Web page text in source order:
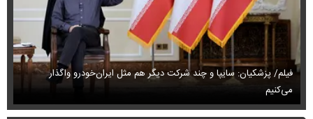
فیلم/ پزشکیان: سایپا و چند شرکت دیگر هم مثل ایران‌خودرو واگذار
می‌کنیم